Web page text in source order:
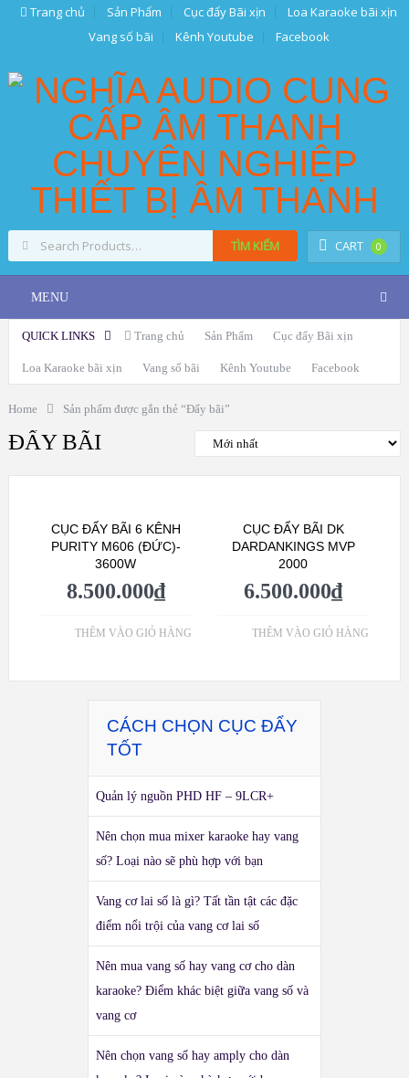
Trang chủ Sản Phẩm Cục đẩy Bãi xịn
Loa Karaoke bãi xịn
Vang số bãi
Kênh Youtube Facebook
CART 0
TÌM KIẾM
MENU
QUICK LINKS Trang chủ Sản Phẩm Cục đẩy Bãi xịn
Loa Karaoke bãi xịn Vang số bãi Kênh Youtube Facebook
Home Sản phẩm được gắn thẻ “Đẩy bãi”
ĐẨY BÃI
CỤC ĐẨY BÃI 6 KÊNH
PURITY M606 (ĐỨC)-
3600W
8.500.000₫
THÊM VÀO GIỎ HÀNG
CỤC ĐẨY BÃI DK
DARDANKINGS MVP
2000
6.500.000₫
THÊM VÀO GIỎ HÀNG
CÁCH CHỌN CỤC ĐẨY
TỐT
Quản lý nguồn PHD HF – 9LCR+
Nên chọn mua mixer karaoke hay vang
số? Loại nào sẽ phù hợp với bạn
Vang cơ lai số là gì? Tất tần tật các đặc
điểm nổi trội của vang cơ lai số
Nên mua vang số hay vang cơ cho dàn
karaoke? Điểm khác biệt giữa vang số và
vang cơ
Nên chọn vang số hay amply cho dàn